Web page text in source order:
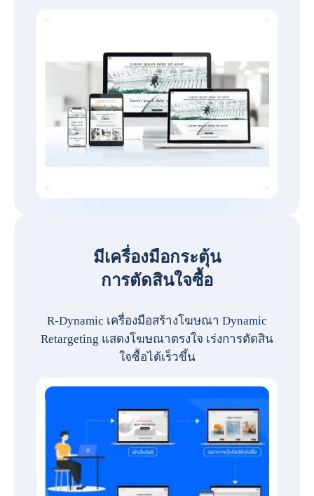
มีเครื่องมือกระตุ้น
การตัดสินใจซื้อ
R-Dynamic เครื่องมือสร้างโฆษณา Dynamic
Retargeting แสดงโฆษณาตรงใจ เร่งการตัดสิน
ใจซื้อได้เร็วขึ้น